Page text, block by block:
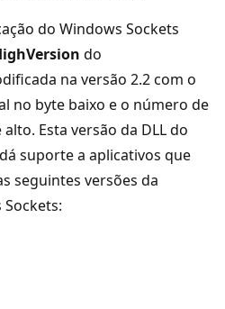
do Windows Sockets
do
na versão 2.2 com o
no byte baixo e o número de
Esta versão da DLL do
suporte a aplicativos que
seguintes versões da